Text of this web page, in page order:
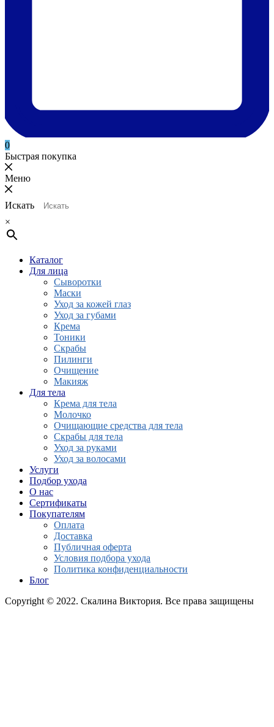
0
Быстрая покупка
Меню
Искать
×
Каталог
Для лица
Сыворотки
Маски
Уход за кожей глаз
Уход за губами
Крема
Тоники
Скрабы
Пилинги
Очищение
Макияж
Для тела
Крема для тела
Молочко
Очищающие средства для тела
Скрабы для тела
Уход за руками
Уход за волосами
Услуги
Подбор ухода
О нас
Сертификаты
Покупателям
Оплата
Доставка
Публичная оферта
Условия подбора ухода
Политика конфиденциальности
Блог
Copyright © 2022. Скалина Виктория. Все права защищены